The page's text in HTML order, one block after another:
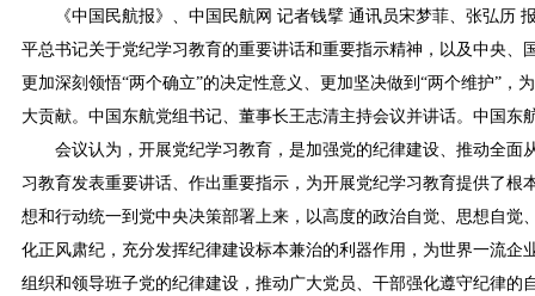
《中国民航报》、中国民航网 记者钱擘 通讯员宋梦菲、张弘历
平总书记关于党纪学习教育的重要讲话和重要指示精神，以及中央
更加深刻领悟“两个确立”的决定性意义、更加坚决做到“两个维护”
大贡献。中国东航党组书记、董事长王志清主持会议并讲话。中国
会议认为，开展党纪学习教育，是加强党的纪律建设、推动全
习教育发表重要讲话、作出重要指示，为开展党纪学习教育提供了
想和行动统一到党中央决策部署上来，以高度的政治自觉、思想自
化正风肃纪，充分发挥纪律建设标本兼治的利器作用，为世界一流
组织和领导班子党的纪律建设，推动广大党员、干部强化遵守纪律